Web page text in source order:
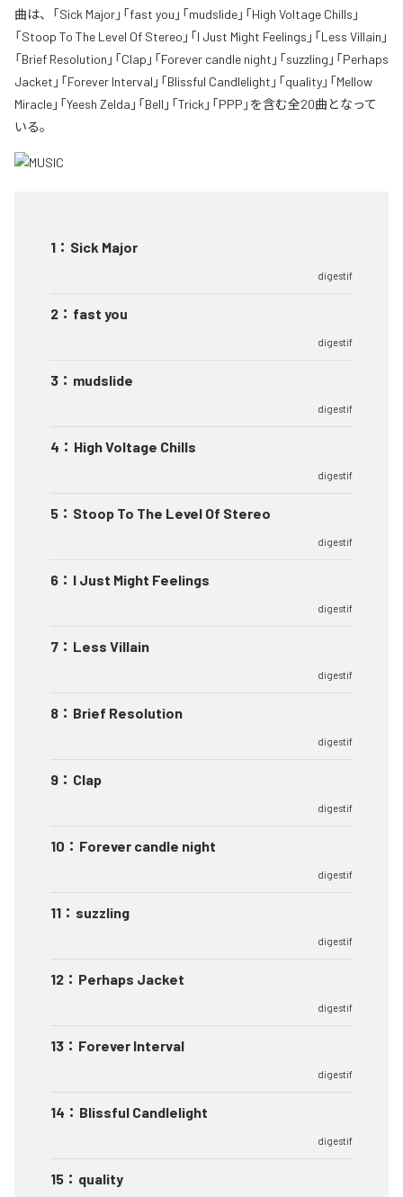
曲は、「Sick Major」「fast you」「mudslide」「High Voltage Chills」
「Stoop To The Level Of Stereo」「I Just Might Feelings」「Less Villain」
「Brief Resolution」「Clap」「Forever candle night」「suzzling」「Perhaps
Jacket」「Forever Interval」「Blissful Candlelight」「quality」「Mellow
Miracle」「Yeesh Zelda」「Bell」「Trick」「PPP」を含む全20曲となって
いる。
1 ： Sick Major
digestif
2 ： fast you
digestif
3 ： mudslide
digestif
4 ： High Voltage Chills
digestif
5 ： Stoop To The Level Of Stereo
digestif
6 ： I Just Might Feelings
digestif
7 ： Less Villain
digestif
8 ： Brief Resolution
digestif
9 ： Clap
digestif
10 ： Forever candle night
digestif
11 ： suzzling
digestif
12 ： Perhaps Jacket
digestif
13 ： Forever Interval
digestif
14 ： Blissful Candlelight
digestif
15 ： quality